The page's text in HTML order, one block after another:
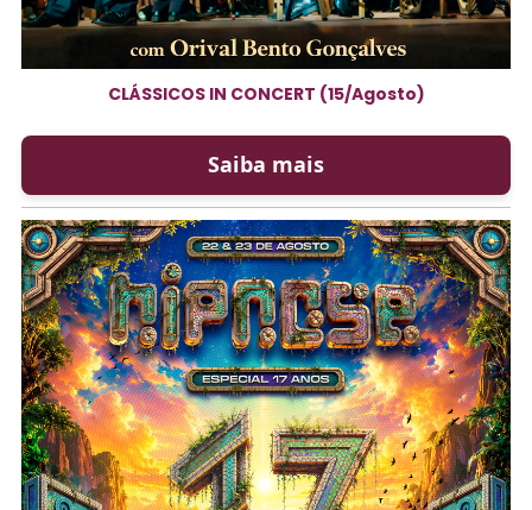
CLÁSSICOS IN CONCERT (15/Agosto)
Saiba mais